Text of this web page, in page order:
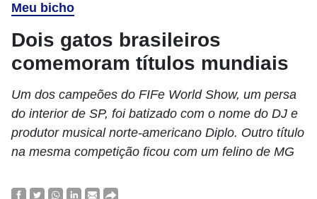
Meu bicho
Dois gatos brasileiros
comemoram títulos mundiais
Um dos campeões do FIFe World Show, um persa
do interior de SP, foi batizado com o nome do DJ e
produtor musical norte-americano Diplo. Outro título
na mesma competição ficou com um felino de MG